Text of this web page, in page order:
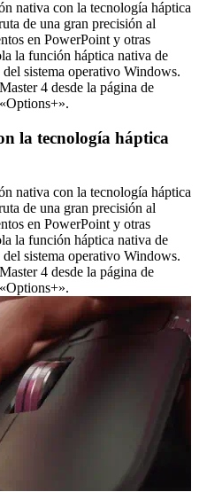
nativa con la tecnología háptica
de una gran precisión al
en PowerPoint y otras
la función háptica nativa de
sistema operativo Windows.
4 desde la página de
la tecnología háptica
nativa con la tecnología háptica
de una gran precisión al
en PowerPoint y otras
la función háptica nativa de
sistema operativo Windows.
4 desde la página de